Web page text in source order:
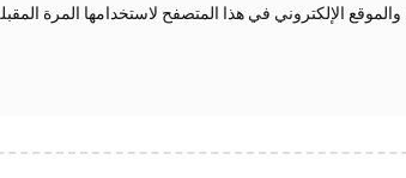
الإلكتروني في هذا المتصفح لاستخدامها المرة